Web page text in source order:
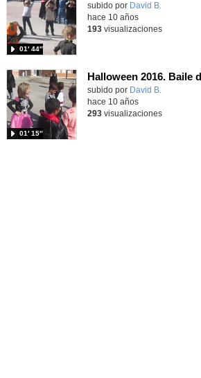
subido por David B.
01′ 44″
hace 10 años
193visualizaciones
Halloween 2016. Baile
subido por David B.
01′ 15″
hace 10 años
293visualizaciones